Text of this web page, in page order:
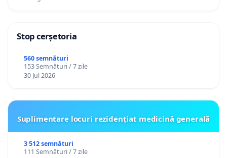
Stop cerșetoria
560 semnături
153 Semnături / 7 zile
30 Jul 2026
Suplimentare locuri rezidențiat medicină generală
3 512 semnături
111 Semnături / 7 zile